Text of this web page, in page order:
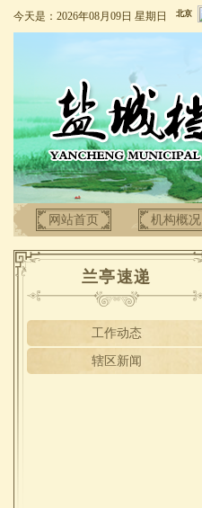
今天是：2026年08月09日 星期日
网站首页 机构概况
兰亭速递
工作动态
辖区新闻